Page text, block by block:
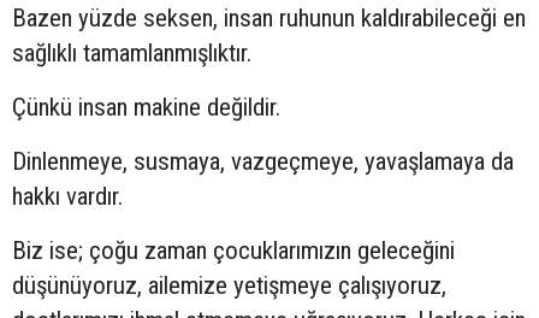
Bazen yüzde seksen, insan ruhunun kaldırabileceği en
sağlıklı tamamlanmışlıktır.
Çünkü insan makine değildir.
Dinlenmeye, susmaya, vazgeçmeye, yavaşlamaya da
hakkı vardır.
Biz ise; çoğu zaman çocuklarımızın geleceğini
düşünüyoruz, ailemize yetişmeye çalışıyoruz,